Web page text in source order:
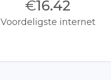
€16.50
Voordeligste internet